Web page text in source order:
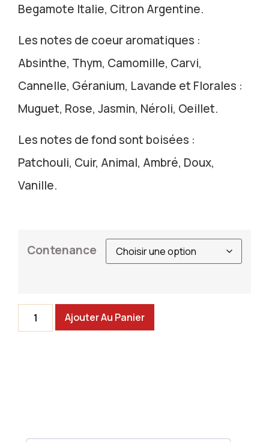
Begamote Italie, Citron Argentine.
Les notes de coeur aromatiques :
Absinthe, Thym, Camomille, Carvi,
Cannelle, Géranium, Lavande et Florales :
Muguet, Rose, Jasmin, Néroli, Oeillet.
Les notes de fond sont boisées :
Patchouli, Cuir, Animal, Ambré, Doux,
Vanille.
Contenance
Ajouter Au Panier